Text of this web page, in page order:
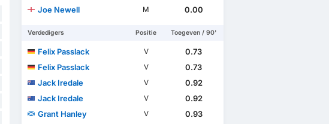
Joe Newell
M 0.00
Verdedigers Positie Toegeven / 90'
Felix Passlack V
0.73
Felix Passlack
V
0.73
Jack Iredale
V
0.92
Jack Iredale
V
0.92
Grant Hanley
V
0.93